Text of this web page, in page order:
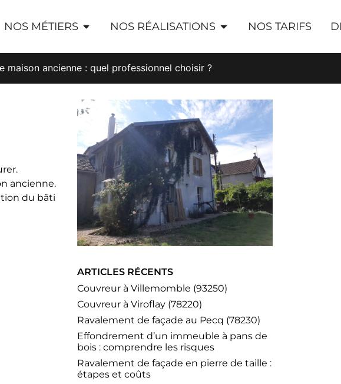
NOS MÉTIERS NOS RÉALISATIONS NOS TARIFS
maison ancienne : quel professionnel choisir ?
ancienne.
du bâti
ARTICLES RÉCENTS
Couvreur à Villemomble (93250)
Couvreur à Viroflay (78220)
Ravalement de façade au Pecq (78230)
Effondrement d’un immeuble à pans de
bois : comprendre les risques
Ravalement de façade en pierre de taille :
étapes et coûts